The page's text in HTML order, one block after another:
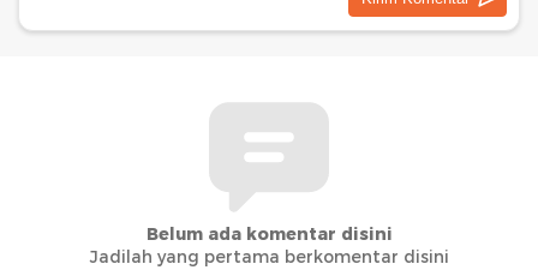
Belum ada komentar disini
Jadilah yang pertama berkomentar disini